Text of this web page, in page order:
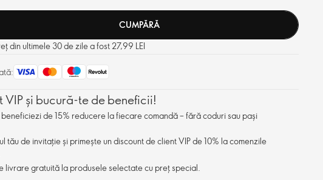
CUMPĂRĂ
din ultimele 30 de zile a fost 27,99 LEI
VIP și bucură-te de beneficii!
de 15% reducere la fiecare comandă – fără coduri sau pași
tău de invitație și primește un discount de client VIP de 10% la comenzile
livrare gratuită la produsele selectate cu preț special.